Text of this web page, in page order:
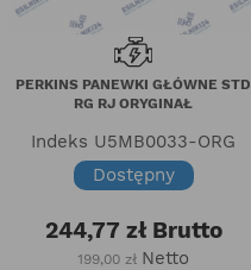
PERKINS PANEWKI GŁÓWNE STD
RG RJ ORYGINAŁ
Indeks U5MB0033-ORG
Dostępny
244,77 złBrutto
199,00 zł Netto